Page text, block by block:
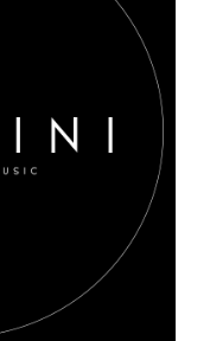
DETAILS